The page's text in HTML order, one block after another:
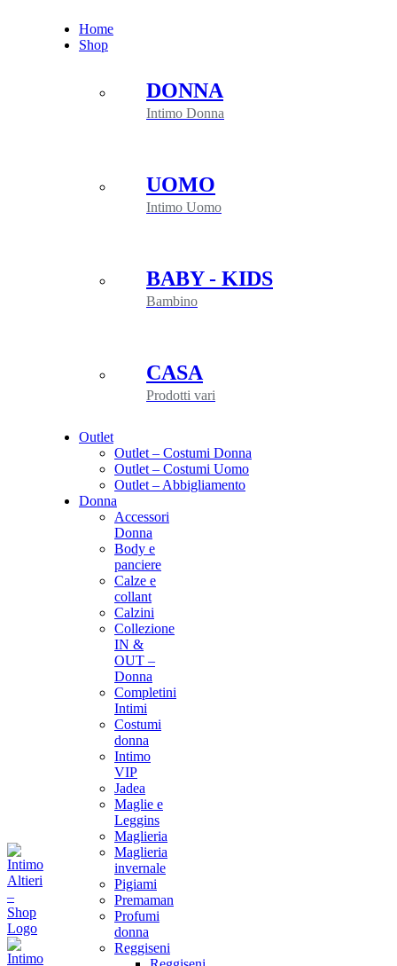
Home
Shop
DONNA
Intimo Donna
UOMO
Intimo Uomo
BABY - KIDS
Bambino
CASA
Prodotti vari
Outlet
Outlet – Costumi Donna
Outlet – Costumi Uomo
Outlet – Abbigliamento
Donna
Accessori
Donna
Body e
panciere
Calze e
collant
Calzini
Collezione
IN &
OUT –
Donna
Completini
Intimi
Costumi
donna
Intimo
VIP
Jadea
Maglie e
Leggins
Maglieria
Maglieria
invernale
Pigiami
Premaman
Profumi
donna
Reggiseni